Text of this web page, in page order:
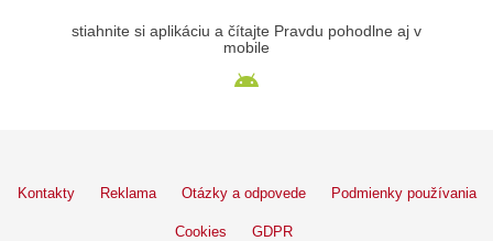
stiahnite si aplikáciu a čítajte Pravdu pohodlne aj v
mobile
Kontakty Reklama Otázky a odpovede Podmienky používania
Cookies GDPR